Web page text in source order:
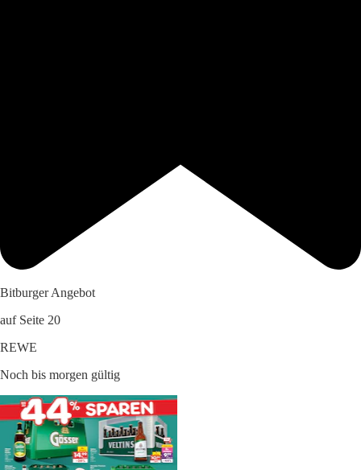
Bitburger Angebot
auf Seite 20
REWE
Noch bis morgen gültig